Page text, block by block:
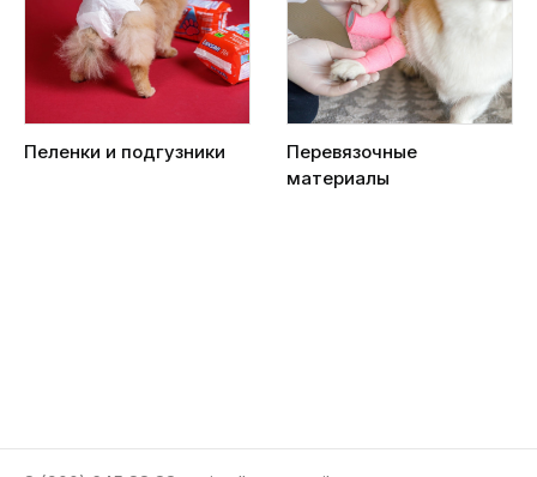
Пеленки и подгузники
Перевязочные
материалы